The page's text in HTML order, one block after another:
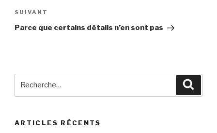
Article
suivant
SUIVANT
Parce que certains détails n’en sont pas
ARTICLES RÉCENTS